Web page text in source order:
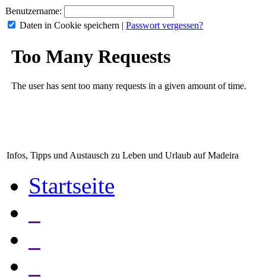
Benutzername:
Daten in Cookie speichern | Passwort vergessen?
Infos, Tipps und Austausch zu Leben und Urlaub auf Madeira
Startseite